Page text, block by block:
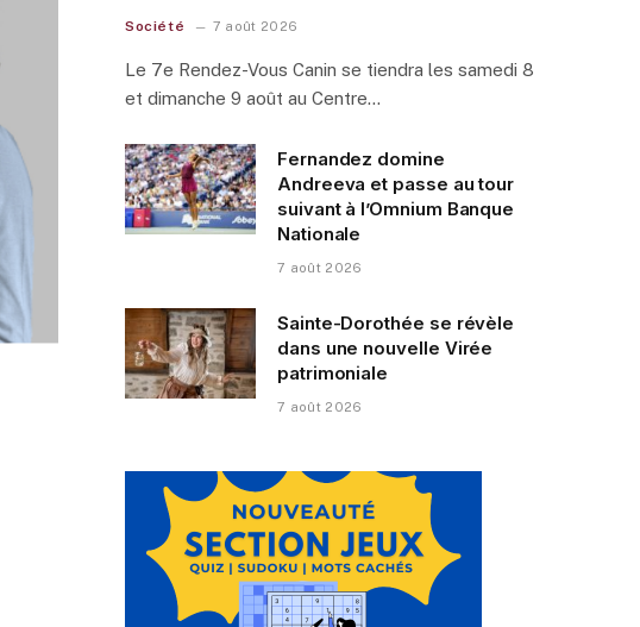
Société 7 août 2026
Le 7e Rendez-Vous Canin se tiendra les samedi 8
et dimanche 9 août au Centre…
Fernandez domine
Andreeva et passe au tour
suivant à l’Omnium Banque
Nationale
7 août 2026
Sainte-Dorothée se révèle
dans une nouvelle Virée
patrimoniale
7 août 2026